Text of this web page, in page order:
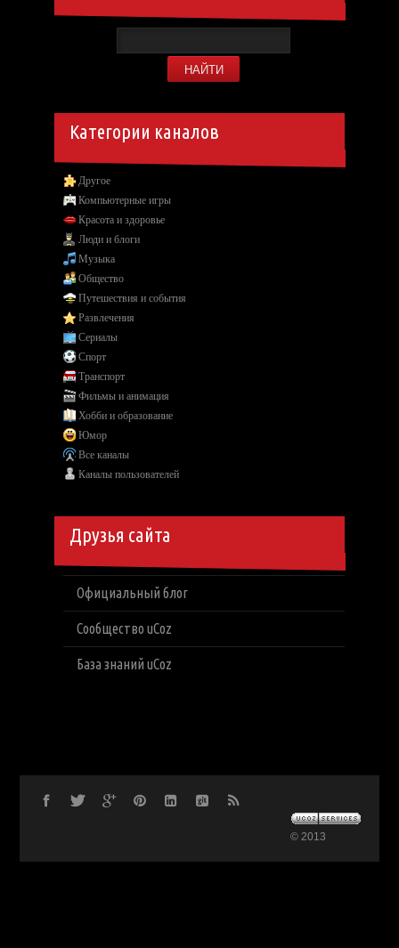
Категории каналов
Другое
Компьютерные игры
Красота и здоровье
Люди и блоги
Музыка
Общество
Путешествия и события
Развлечения
Сериалы
Спорт
Транспорт
Фильмы и анимация
Хобби и образование
Юмор
Все каналы
Каналы пользователей
Друзья сайта
Официальный блог
Сообщество uCoz
База знаний uCoz
© 2013